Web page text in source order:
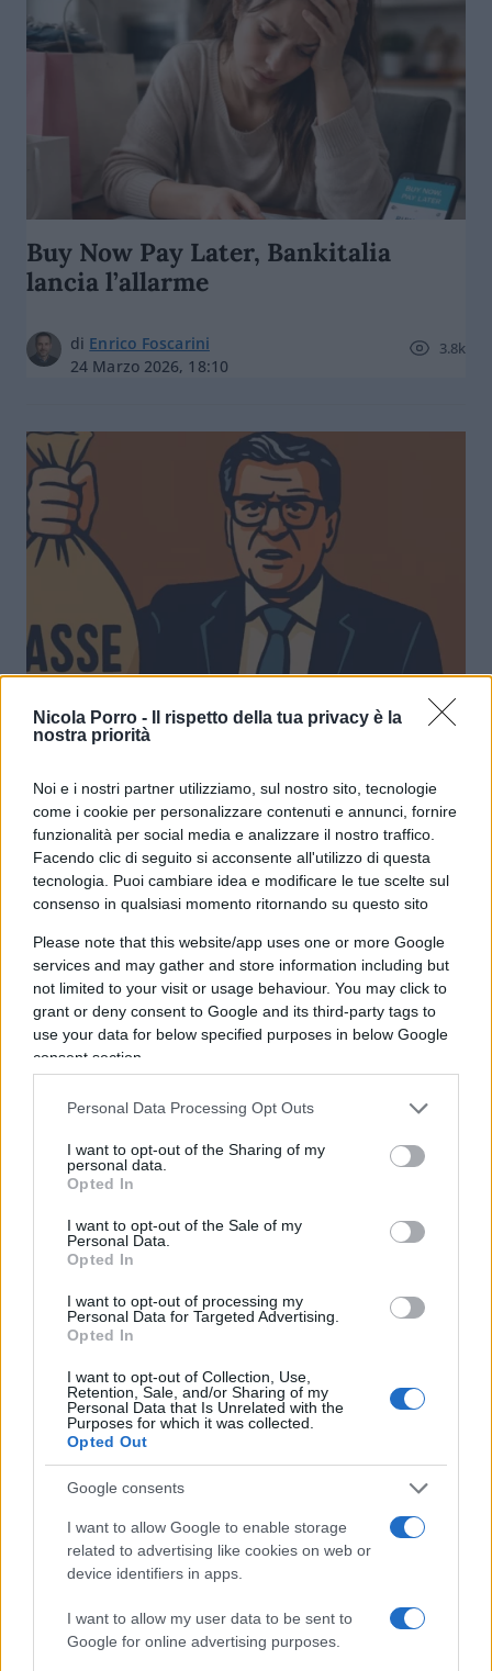
Nicola Porro -
Il rispetto della tua privacy è la
nostra priorità
Noi e i nostri partner utilizziamo, sul nostro sito, tecnologie
come i cookie per personalizzare contenuti e annunci, fornire
funzionalità per social media e analizzare il nostro traffico.
Facendo clic di seguito si acconsente all'utilizzo di questa
tecnologia. Puoi cambiare idea e modificare le tue scelte sul
consenso in qualsiasi momento ritornando su questo sito
Please note that this website/app uses one or more Google
services and may gather and store information including but
not limited to your visit or usage behaviour. You may click to
grant or deny consent to Google and its third-party tags to
use your data for below specified purposes in below Google
consent section.
Personal Data Processing Opt Outs
I want to opt-out of the Sharing of my
personal data.
Opted In
I want to opt-out of the Sale of my
Personal Data.
Opted In
I want to opt-out of processing my
Personal Data for Targeted Advertising.
Opted In
I want to opt-out of Collection, Use,
Retention, Sale, and/or Sharing of my
Personal Data that Is Unrelated with the
Purposes for which it was collected.
Opted Out
Google consents
I want to allow Google to enable storage
related to advertising like cookies on web or
device identifiers in apps.
I want to allow my user data to be sent to
Google for online advertising purposes.
Buy Now Pay Later, Bankitalia
lancia l’allarme
di Enrico Foscarini
24 Marzo 2026, 18:10
3.8k
Banche, lo Stato sta per prelevare
1,8 miliardi
diEnrico Foscarini
8 Febbraio 2026, 10:00
3.6k
Oro, il dossier riservato di Fdi: “È
stranieri”
diEnrico Foscarini
11 Dicembre 2025, 16:03